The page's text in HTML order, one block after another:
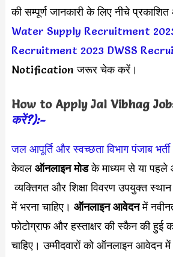
की सम्पूर्ण जानकारी के लिए नीचे
Water Supply Recruitment
Recruitment 2023 DWSS
Notification जरूर चेक करें।
How to Apply Jal Vibhag
करें?):-
जल आपूर्ति और स्वच्छता विभाग पंजाब
केवल ऑनलाइन मोडके माध्यम से या
व्यक्तिगत और शिक्षा विवरण उपयुक्त
में भरना चाहिए। ऑनलाइन आवेदनमें
फोटोग्राफ और हस्ताक्षर की स्कैन की हुई
चाहिए। उम्मीदवारों को ऑनलाइन आवेदन